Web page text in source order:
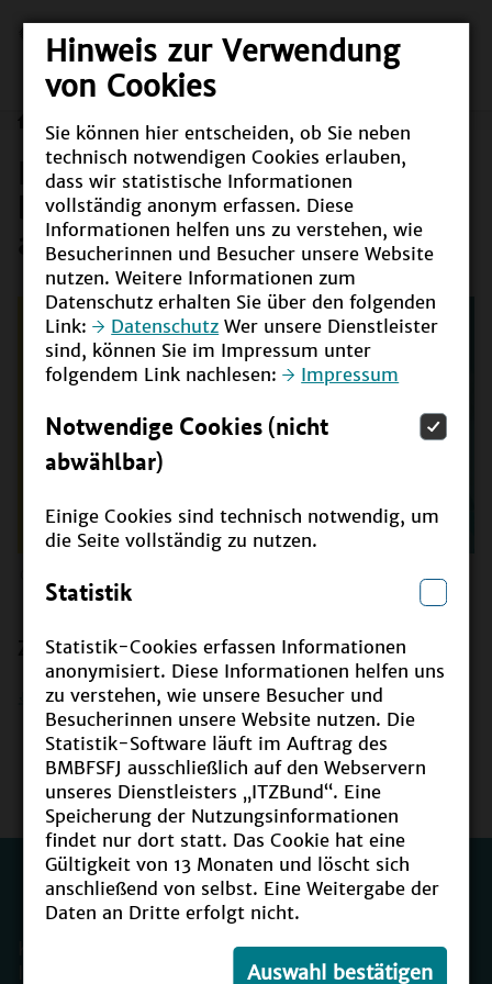
Hinweis zur Verwendung
von Cookies
Sie können hier entscheiden, ob Sie neben
technisch notwendigen Cookies erlauben,
dass wir statistische Informationen
vollständig anonym erfassen. Diese
Informationen helfen uns zu verstehen, wie
Besucherinnen und Besucher unsere Website
nutzen. Weitere Informationen zum
Datenschutz erhalten Sie über den folgenden
Link:
Datenschutz Wer unsere Dienstleister
sind, können Sie im Impressum unter
folgendem Link nachlesen:
Impressum
Notwendige Cookies (nicht
abwählbar)
Einige Cookies sind technisch notwendig, um
die Seite vollständig zu nutzen.
Statistik
Statistik-Cookies erfassen Informationen
anonymisiert. Diese Informationen helfen uns
zu verstehen, wie unsere Besucher und
Besucherinnen unsere Website nutzen. Die
Statistik-Software läuft im Auftrag des
BMBFSFJ ausschließlich auf den Webservern
unseres Dienstleisters „ITZBund“. Eine
Speicherung der Nutzungsinformationen
findet nur dort statt. Das Cookie hat eine
Gültigkeit von 13 Monaten und löscht sich
anschließend von selbst. Eine Weitergabe der
Daten an Dritte erfolgt nicht.
Auswahl bestätigen
BNE-Pocketflyer: Jetzt
bestellen oder digital
anschauen!
Zum Thema
Einfach WELTverbesserlich. Bildung für
nachhaltige Entwicklung(PDF, 9MB, Datei ist
barrierefrei/barrierearm)